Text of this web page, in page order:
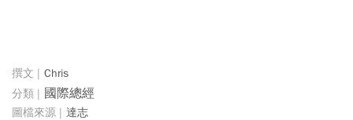
Chris
國際總經
達志